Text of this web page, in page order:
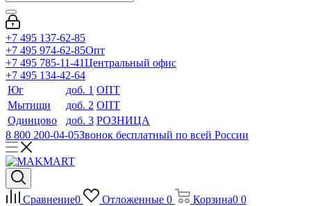
+7 495 137-62-85
+7 495 974-62-85Опт
+7 495 785-11-41Центральный офис
+7 495 134-42-64
Юг
доб. 1 ОПТ
Мытищи
доб. 2 ОПТ
Одинцово
доб. 3 РОЗНИЦА
8 800 200-04-05Звонок бесплатный по всей России
Сравнение0 Отложенные 0 Корзина0 0